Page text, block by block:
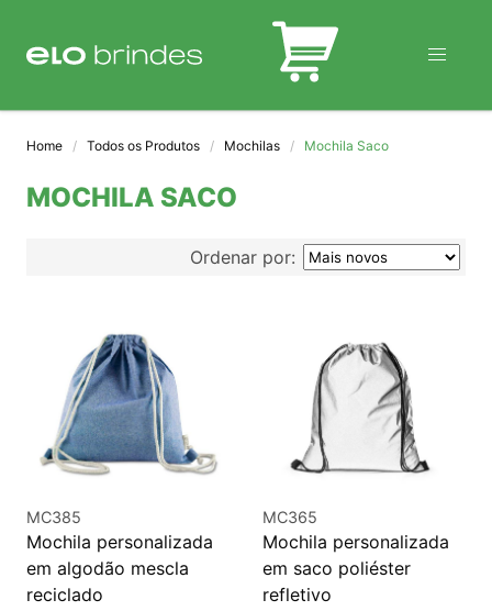
BLOG
Home Todos os Produtos Mochilas Mochila Saco
MOCHILA SACO
Ordenar por:
MC385
Mochila personalizada
em algodão mescla
reciclado
MC365
Mochila personalizada
em saco poliéster
refletivo